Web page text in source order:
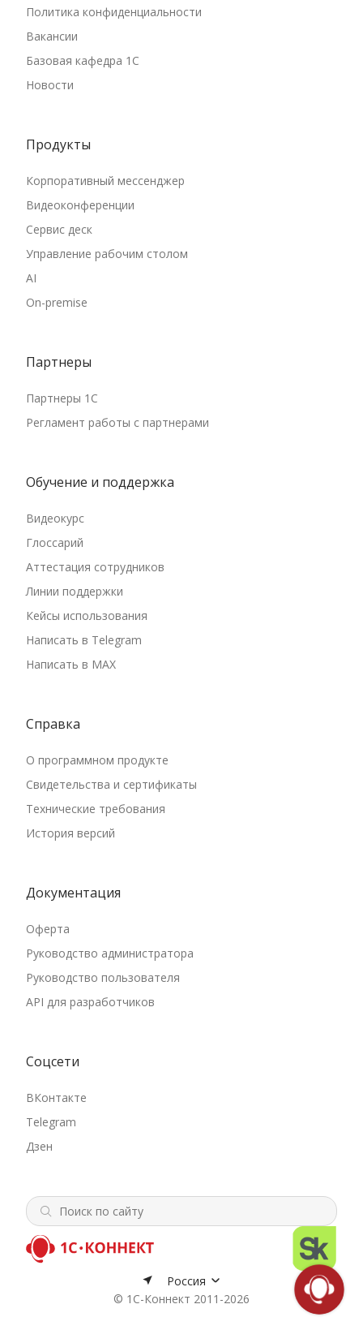
Политика конфиденциальности
Вакансии
Базовая кафедра 1С
Новости
Продукты
Корпоративный мессенджер
Видеоконференции
Сервис деск
Управление рабочим столом
AI
On-premise
Партнеры
Партнеры 1С
Регламент работы с партнерами
Обучение и поддержка
Видеокурс
Глоссарий
Аттестация сотрудников
Линии поддержки
Кейсы использования
Написать в Telegram
Написать в MAX
Справка
О программном продукте
Свидетельства и сертификаты
Технические требования
История версий
Документация
Оферта
Руководство администратора
Руководство пользователя
API для разработчиков
Соцсети
ВКонтакте
Telegram
Дзен
© 1С-Коннект 2011-2026
Россия